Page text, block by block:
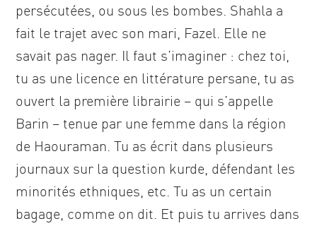
persécutées, ou sous les bombes. Shahla a
fait le trajet avec son mari, Fazel. Elle ne
savait pas nager. Il faut s’imaginer : chez toi,
tu as une licence en littérature persane, tu as
ouvert la première librairie – qui s’appelle
Barin – tenue par une femme dans la région
de Haouraman. Tu as écrit dans plusieurs
journaux sur la question kurde, défendant les
minorités ethniques, etc. Tu as un certain
bagage, comme on dit. Et puis tu arrives dans